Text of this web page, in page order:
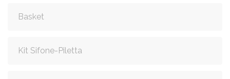
Basket
Kit Sifone-Piletta